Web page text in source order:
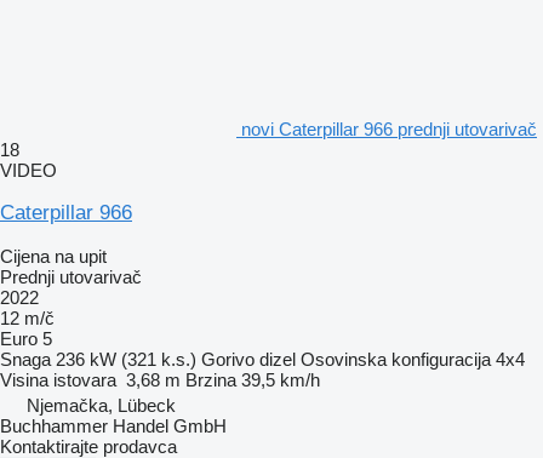
novi Caterpillar 966 prednji utovarivač
18
VIDEO
Caterpillar 966
Cijena na upit
Prednji utovarivač
2022
12 m/č
Euro 5
Snaga 236 kW (321 k.s.) Gorivo dizel Osovinska konfiguracija 4x4
Visina istovara 3,68 m Brzina 39,5 km/h
Njemačka, Lübeck
Buchhammer Handel GmbH
Kontaktirajte prodavca